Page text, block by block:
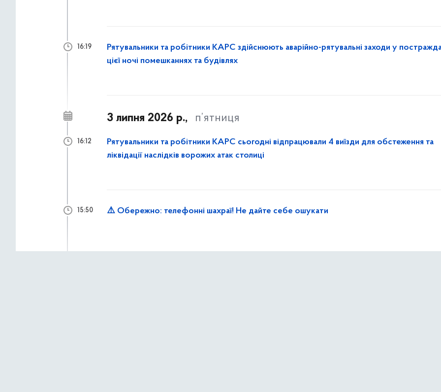
Рятувальники та робітники КАРС здійснюють аварійно-рятувальні заходи у
цієї ночі помешканнях та будівлях
16:19
3 липня 2026 р., п’ятниця
Рятувальники та робітники КАРС сьогодні відпрацювали 4 виїзди для обстеження та
ліквідації наслідків ворожих атак столиці
16:12
⚠️ Обережно: телефонні шахраї! Не дайте себе ошукати
15:50